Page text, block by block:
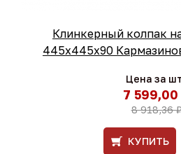
Клинкерный колпак
445х445х90
Цена за
7
8 918,36
КУПИТЬ